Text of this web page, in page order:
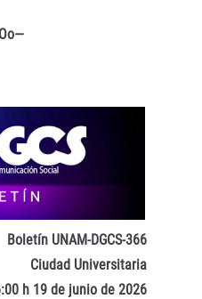
Boletín UNAM-DGCS-366
Ciudad Universitaria
h 19 de junio de 2026